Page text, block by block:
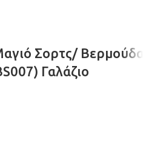
Σορτς/ Βερμούδα
Γαλάζιο